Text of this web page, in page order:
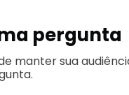
pergunta
manter sua